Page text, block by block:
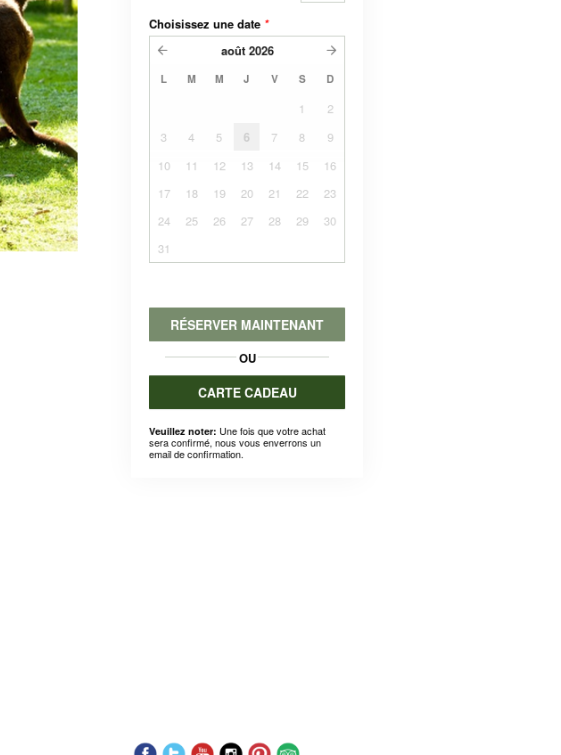
Choisissez une date *
août 2026
L M M J V S D
1
2
3
4 5 6 7 8
9
10
11 12 13 14 15
16
17
18 19 20 21 22
23
24
25 26 27 28 29
30
31
RÉSERVER MAINTENANT
OU
CARTE CADEAU
Veuillez noter: Une fois que votre achat
sera confirmé, nous vous enverrons un
email de confirmation.